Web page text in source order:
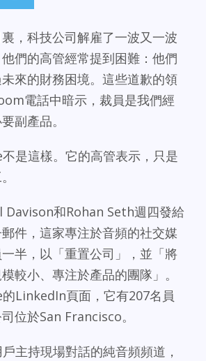
，科技公司解雇了一波又一波
們的高管經常提到困難：他們
來的財務困境。這些道歉的領
電話中暗示，裁員是我們經
副產品。
是這樣。它的高管表示，只是
Davison和Rohan Seth週四發給
件，這家專注於音頻的社交媒
半，以「重置公司」，並「將
較小、專注於產品的團隊」。
LinkedIn頁面，它有207名員
位於San Francisco。
主持現場對話的純音頻頻道，